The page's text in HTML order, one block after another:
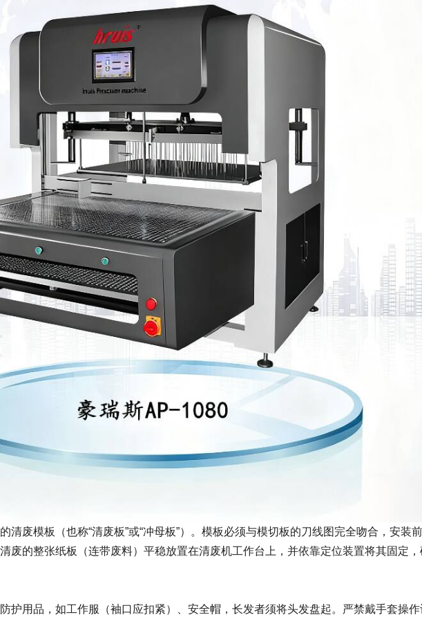
清废模板（也称“清废板”或“冲母板”）。模板必须与模切板的刀线图完全吻合，安装
废的整张纸板（连带废料）平稳放置在清废机工作台上，并依靠定位装置将其固定
护用品，如工作服（袖口应扣紧）、安全帽，长发者须将头发盘起。严禁戴手套操